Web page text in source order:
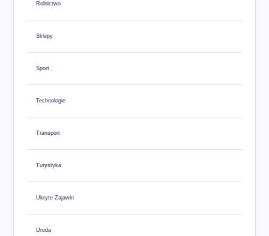
Rolnictwo
Sklepy
Sport
Technologie
Transport
Turystyka
Ukryte Zajawki
Uroda